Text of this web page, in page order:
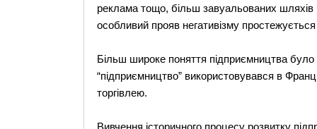
реклама тощо, більш завуальованих
особливий прояв негативізму
Більш широке поняття підприємництва було
“підприємництво” використовувався в
торгівлею.
Вивчення історичного процесу розвитку